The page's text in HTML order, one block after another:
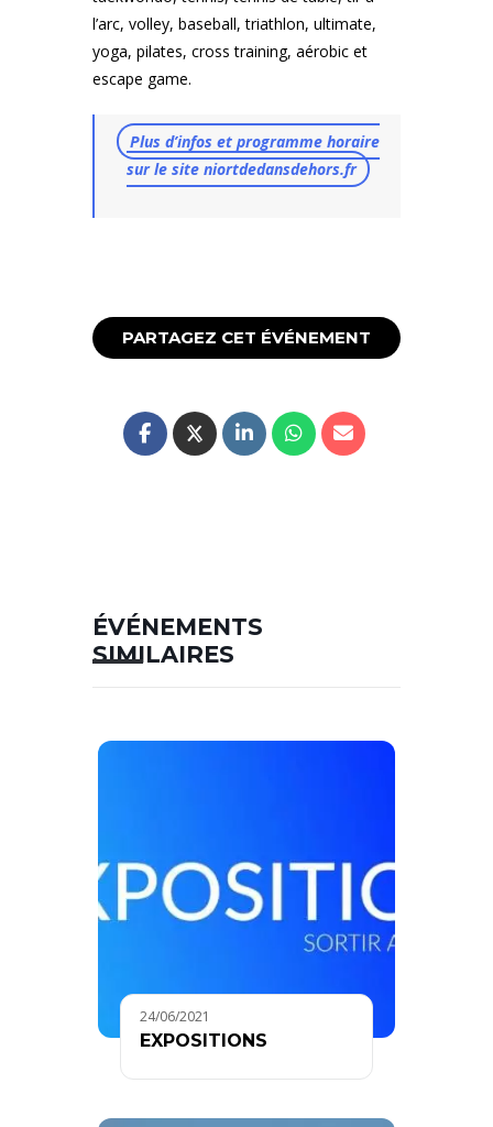
l’arc, volley, baseball, triathlon, ultimate,
yoga, pilates, cross training, aérobic et
escape game.
Plus d’infos et programme horaire
sur le site niortdedansdehors.fr
PARTAGEZ CET ÉVÉNEMENT
ÉVÉNEMENTS
SIMILAIRES
24/06/2021
EXPOSITIONS